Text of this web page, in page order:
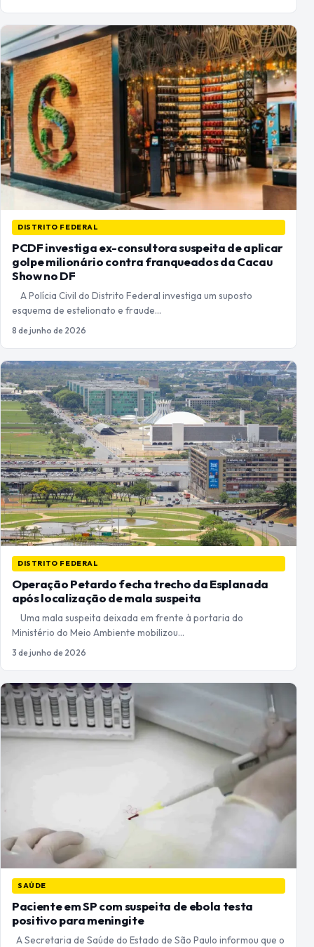
DISTRITO FEDERAL
PCDF investiga ex-consultora suspeita de aplicar
golpe milionário contra franqueados da Cacau
Show no DF
A Polícia Civil do Distrito Federal investiga um suposto
esquema de estelionato e fraude…
8 de junho de 2026
DISTRITO FEDERAL
Operação Petardo fecha trecho da Esplanada
após localização de mala suspeita
Uma mala suspeita deixada em frente à portaria do
Ministério do Meio Ambiente mobilizou…
3 de junho de 2026
SAÚDE
Paciente em SP com suspeita de ebola testa
positivo para meningite
A Secretaria de Saúde do Estado de São Paulo informou que o